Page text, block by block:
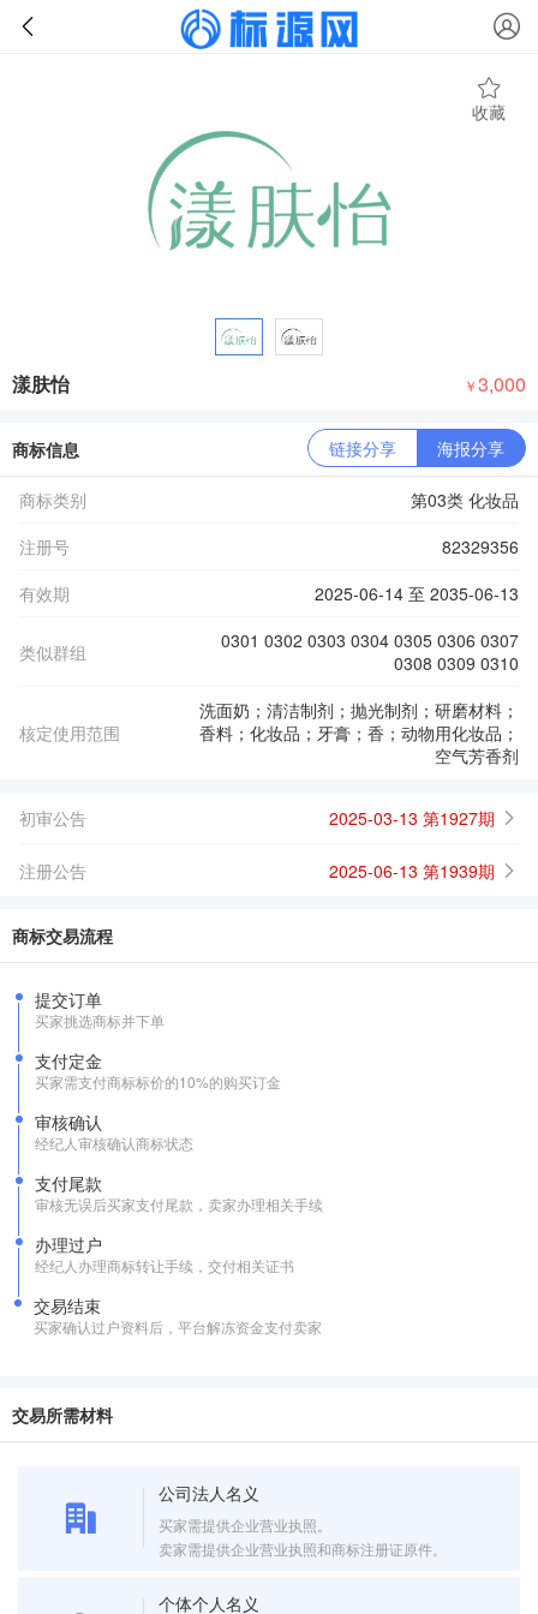
收藏
漾肤怡 ￥3,000
商标信息 链接分享 海报分享
商标类别
第03类 化妆品
注册号
82329356
有效期
2025-06-14 至 2035-06-13
类似群组
0301 0302 0303 0304 0305 0306 0307
0308 0309 0310
核定使用范围
洗面奶；清洁制剂；抛光制剂；研磨材料；
香料；化妆品；牙膏；香；动物用化妆品；
空气芳香剂
初审公告 2025-03-13 第1927期
注册公告 2025-06-13 第1939期
商标交易流程
提交订单
买家挑选商标并下单
支付定金
买家需支付商标标价的10%的购买订金
审核确认
经纪人审核确认商标状态
支付尾款
审核无误后买家支付尾款，卖家办理相关手续
办理过户
经纪人办理商标转让手续，交付相关证书
交易结束
买家确认过户资料后，平台解冻资金支付卖家
交易所需材料
公司法人名义
买家需提供企业营业执照。
卖家需提供企业营业执照和商标注册证原件。
个体个人名义